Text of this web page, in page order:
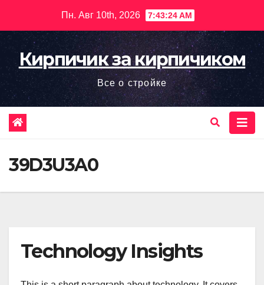
содержимому
Пн. Авг 10th, 2026 7:43:26 AM
Кирпичик за кирпичиком
Все о стройке
39D3U3A0
Technology Insights